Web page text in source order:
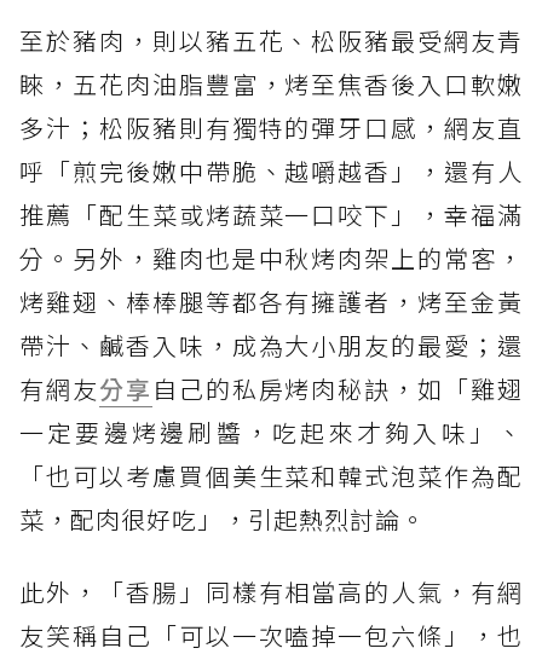
至於豬肉，則以豬五花、松阪豬最受網友青
睞，五花肉油脂豐富，烤至焦香後入口軟嫩
多汁；松阪豬則有獨特的彈牙口感，網友直
呼「煎完後嫩中帶脆、越嚼越香」，還有人
推薦「配生菜或烤蔬菜一口咬下」，幸福滿
分。另外，雞肉也是中秋烤肉架上的常客，
烤雞翅、棒棒腿等都各有擁護者，烤至金黃
帶汁、鹹香入味，成為大小朋友的最愛；還
有網友分享 自己的私房烤肉秘訣，如「雞翅
一定要邊烤邊刷醬，吃起來才夠入味」、
「也可以考慮買個美生菜和韓式泡菜作為配
菜，配肉很好吃」，引起熱烈討論。
此外，「香腸」同樣有相當高的人氣，有網
友笑稱自己「可以一次嗑掉一包六條」，也